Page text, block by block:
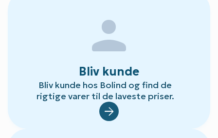
person
Bliv kunde
Bliv kunde hos Bolind og find de
rigtige varer til de laveste priser.
Default.aspx?Id=78